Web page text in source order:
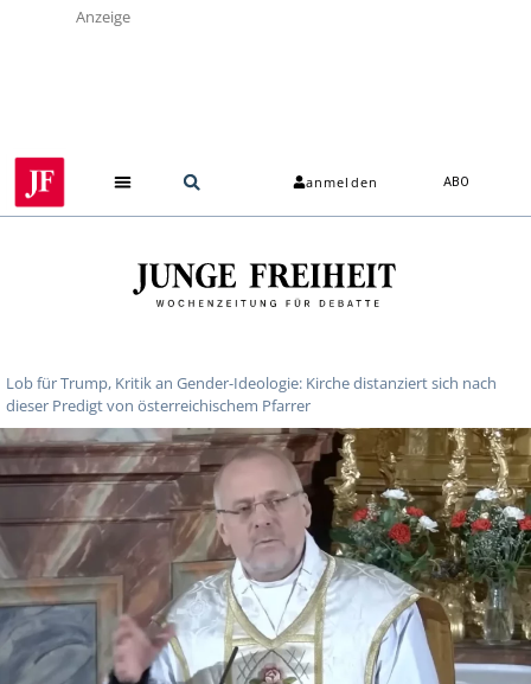
Anzeige
anmelden ABO
Lob für Trump, Kritik an Gender-Ideologie: Kirche distanziert sich nach
dieser Predigt von österreichischem Pfarrer